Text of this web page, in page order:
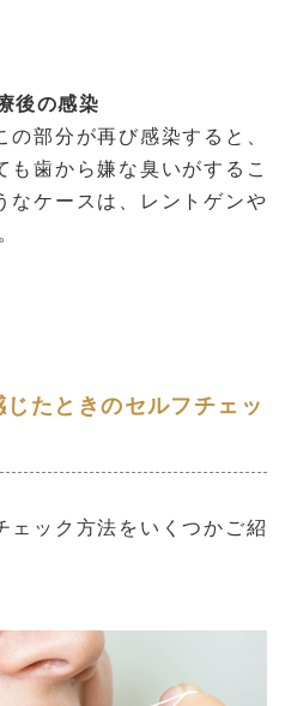
後の感染
の部分が再び感染すると、
も歯から嫌な臭いがするこ
なケースは、レントゲンや
たときのセルフチェッ
ェック方法をいくつかご紹